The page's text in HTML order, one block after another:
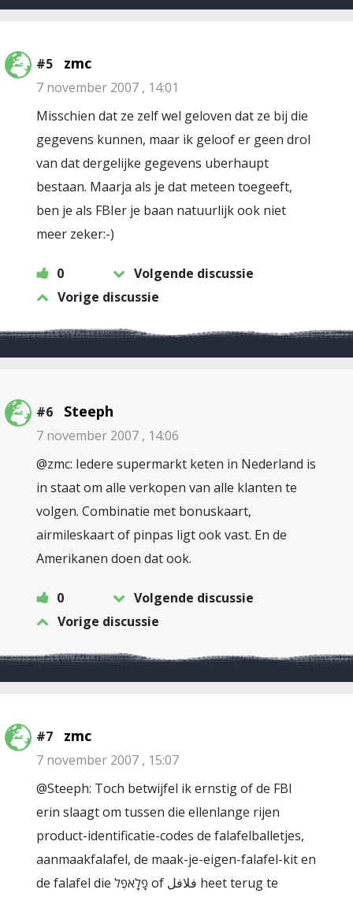
#5 zmc
7 november 2007 , 14:01
Misschien dat ze zelf wel geloven dat ze bij die
gegevens kunnen, maar ik geloof er geen drol
van dat dergelijke gegevens uberhaupt
bestaan. Maarja als je dat meteen toegeeft,
ben je als FBIer je baan natuurlijk ook niet
meer zeker:-)
0
Volgende discussie
Vorige discussie
#6 Steeph
7 november 2007 , 14:06
@zmc: Iedere supermarkt keten in Nederland is
in staat om alle verkopen van alle klanten te
volgen. Combinatie met bonuskaart,
airmileskaart of pinpas ligt ook vast. En de
Amerikanen doen dat ook.
0
Volgende discussie
Vorige discussie
#7 zmc
7 november 2007 , 15:07
@Steeph: Toch betwijfel ik ernstig of de FBI
erin slaagt om tussen die ellenlange rijen
product-identificatie-codes de falafelballetjes,
aanmaakfalafel, de maak-je-eigen-falafel-kit en
de falafel die פָלָאפֶל of فلافل heet terug te